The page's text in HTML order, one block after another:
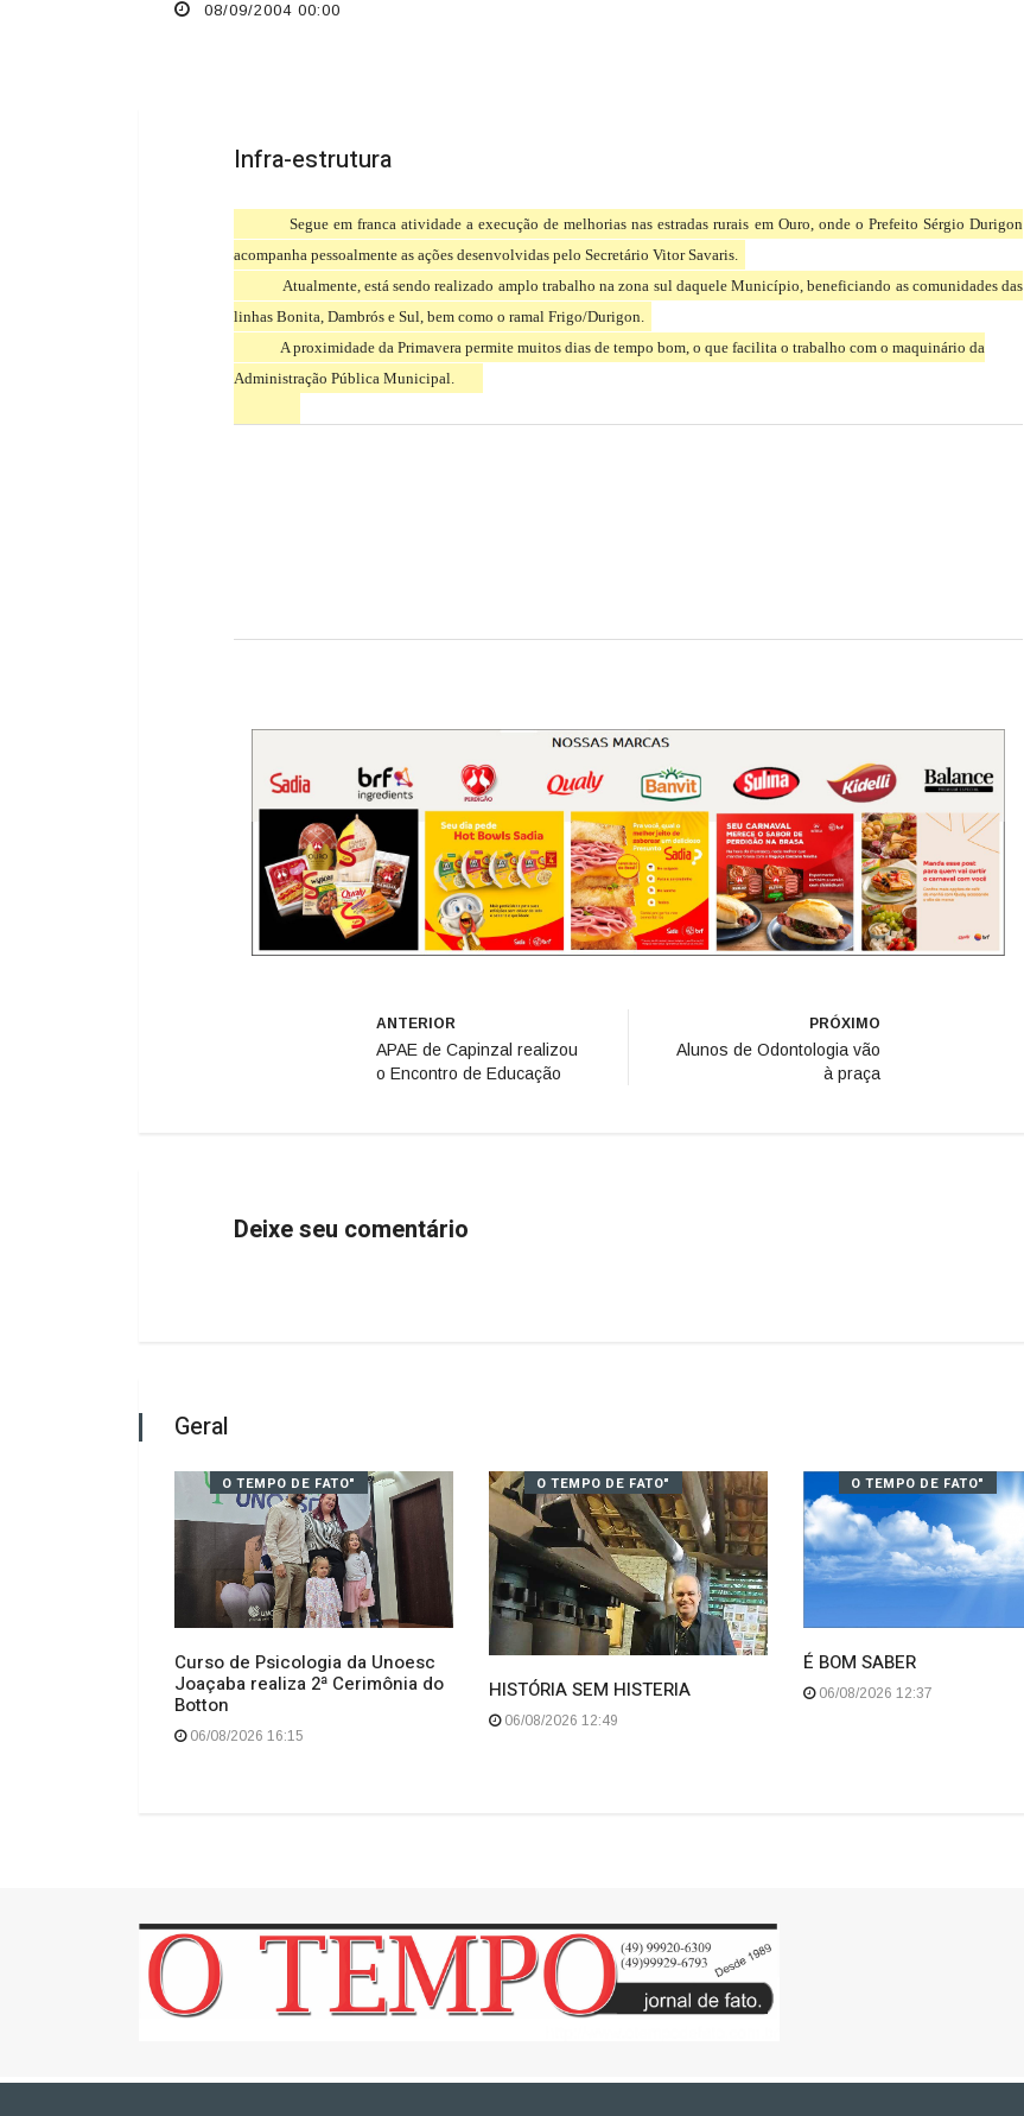
08/09/2004 00:00
Infra-estrutura
Segue em franca atividade a execução de melhorias nas estradas rurais em Ouro, onde o Prefeito Sérgio Durigon
acompanha pessoalmente as ações desenvolvidas pelo Secretário Vitor Savaris.
Atualmente, está sendo realizado amplo trabalho na zona sul daquele Município, beneficiando as comunidades das
linhas Bonita, Dambrós e Sul, bem como o ramal Frigo/Durigon.
A proximidade da Primavera permite muitos dias de tempo bom, o que facilita o trabalho com o maquinário da
Administração Pública Municipal.
ANTERIOR
APAE de Capinzal realizou
o Encontro de Educação
PRÓXIMO
Alunos de Odontologia vão
à praça
Deixe seu comentário
Geral
O TEMPO DE FATO"
Curso de Psicologia da Unoesc
Joaçaba realiza 2ª Cerimônia do
Botton
06/08/2026 16:15
O TEMPO DE FATO"
HISTÓRIA SEM HISTERIA
06/08/2026 12:49
O TEMPO DE FATO"
É BOM SABER
06/08/2026 12:37